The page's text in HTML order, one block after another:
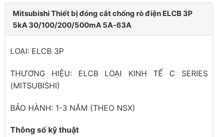
Mitsubishi Thiết bị đóng cắt chống rò điện ELCB 3P
5kA 30/100/200/500mA 5A-63A
LOẠI: ELCB 3P
THƯƠNG HIỆU: ELCB LOẠI KINH TẾ C SERIES
(MITSUBISHI)
BẢO HÀNH: 1-3 NĂM (THEO NSX)
Thông số kỹ thuật